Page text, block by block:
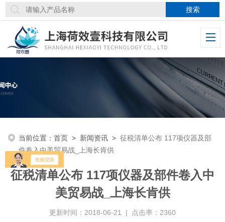
当前位置：首页 > 新闻资讯 >征税清单公布 117项仪器及部
件卷入中美贸易战_上海长肯供
征税清单公布 117项仪器及部件卷入中
美贸易战_上海长肯供
更新时间：2018-06-21 | 点击率：2360